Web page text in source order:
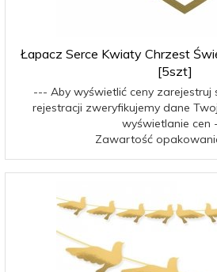
Łapacz Serce Kwiaty Chrzest
[5szt]
--- Aby wyświetlić ceny zarejestruj
rejestracji zweryfikujemy dane
wyświetlanie cen
Zawartość